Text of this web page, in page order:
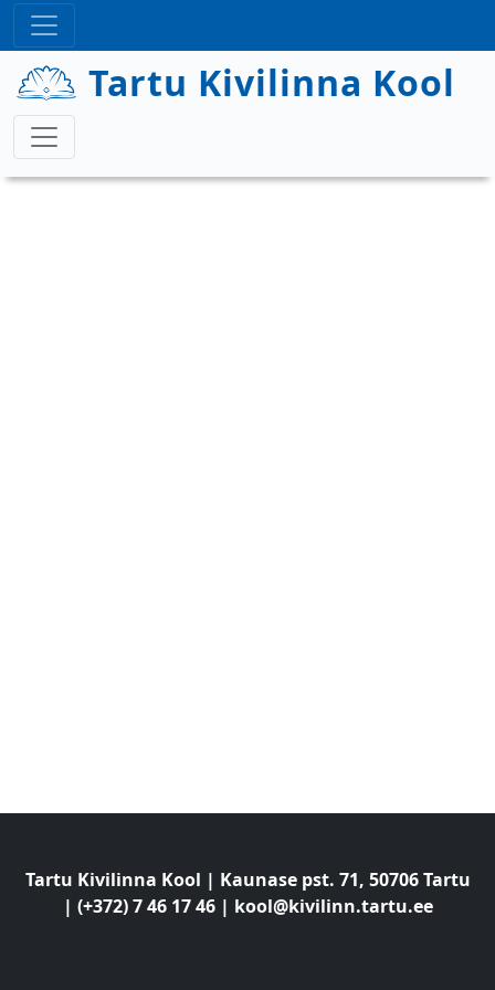
Liigu edasi põhisisu juurde
Tartu Kivilinna Kool
Tartu Kivilinna Kool | Kaunase pst. 71, 50706 Tartu
| (+372) 7 46 17 46 | kool@kivilinn.tartu.ee